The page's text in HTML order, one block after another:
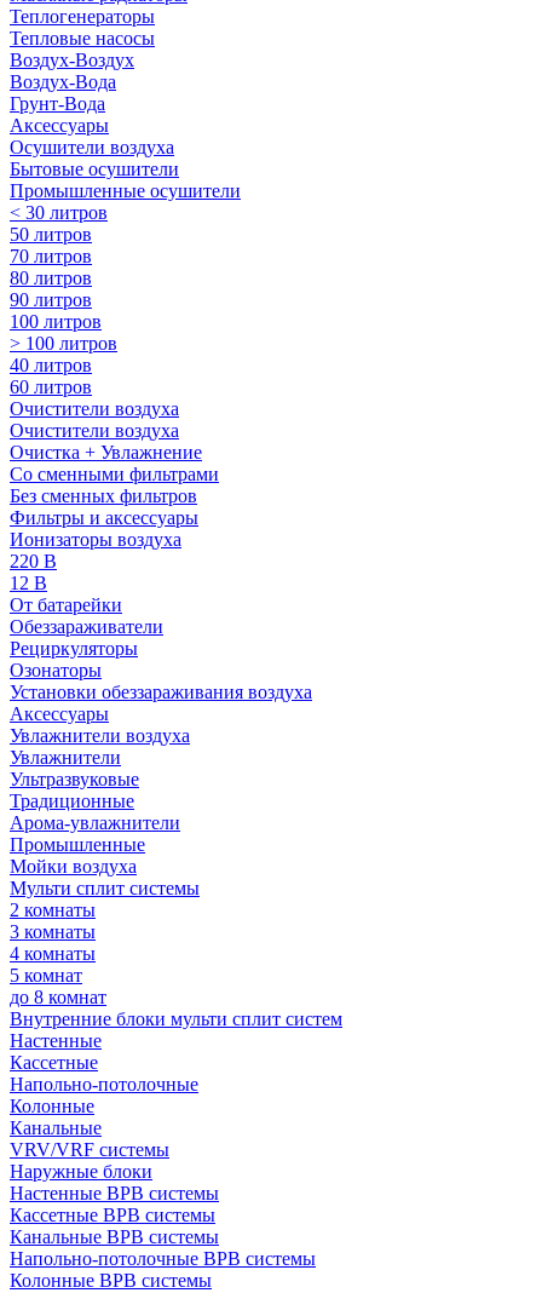
Теплогенераторы
Тепловые насосы
Воздух-Воздух
Воздух-Вода
Грунт-Вода
Аксессуары
Осушители воздуха
Бытовые осушители
Промышленные осушители
< 30 литров
50 литров
70 литров
80 литров
90 литров
100 литров
> 100 литров
40 литров
60 литров
Очистители воздуха
Очистители воздуха
Очистка + Увлажнение
Cо сменными фильтрами
Без сменных фильтров
Фильтры и аксессуары
Ионизаторы воздуха
220 В
12 В
От батарейки
Обеззараживатели
Рециркуляторы
Озонаторы
Установки обеззараживания воздуха
Аксессуары
Увлажнители воздуха
Увлажнители
Ультразвуковые
Традиционные
Арома-увлажнители
Промышленные
Мойки воздуха
Мульти сплит системы
2 комнаты
3 комнаты
4 комнаты
5 комнат
до 8 комнат
Внутренние блоки мульти сплит систем
Настенные
Кассетные
Напольно-потолочные
Колонные
Канальные
VRV/VRF системы
Наружные блоки
Настенные ВРВ системы
Кассетные ВРВ системы
Канальные ВРВ системы
Напольно-потолочные ВРВ системы
Колонные ВРВ системы